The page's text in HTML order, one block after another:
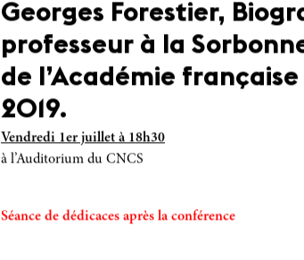
Georges Forestier,
professeur à la
de l’Académie
2019.
Vendredi 1er juillet à 18h30
à l’Auditorium du CNCS
Séance de dédicaces après la conférence